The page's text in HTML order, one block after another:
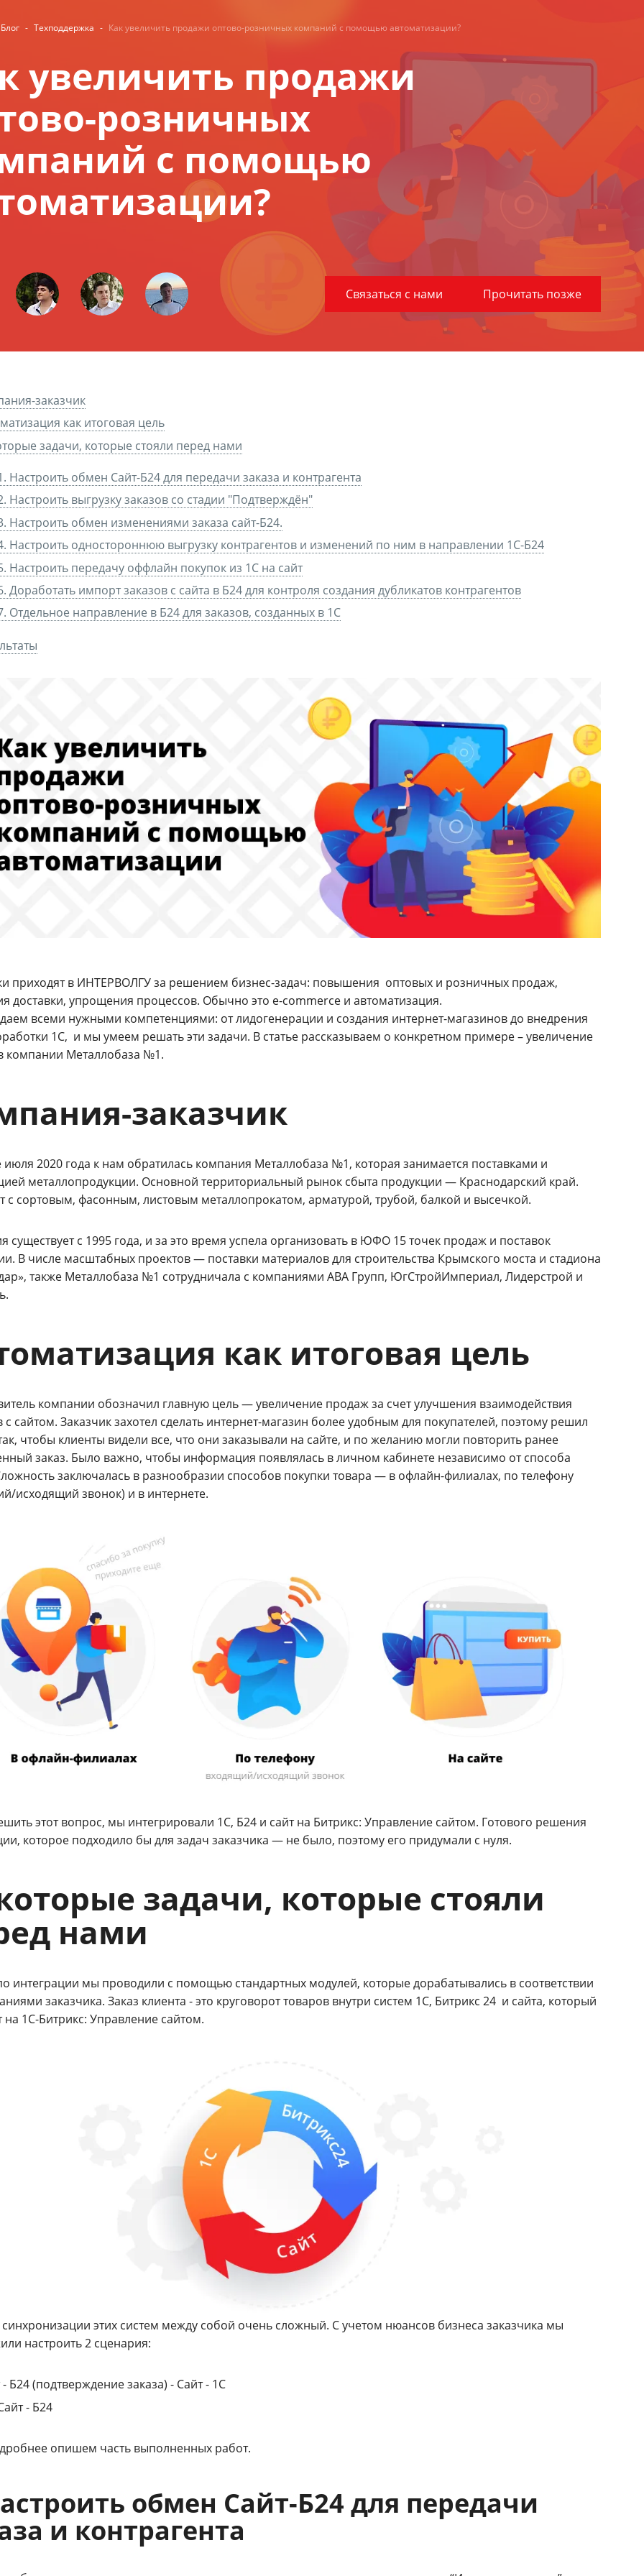
Блог - Техподдержка - Как увеличить продажи оптово-розничных компаний с помощью автоматизации?
увеличить продажи
розничных
с помощью
Связаться с нами Прочитать позже
заказчик
как итоговая цель
задачи, которые стояли перед нами
Настроить обмен Сайт-Б24 для передачи заказа и контрагента
Настроить выгрузку заказов со стадии "Подтверждён"
Настроить обмен изменениями заказа сайт-Б24.
Настроить одностороннюю выгрузку контрагентов и изменений по ним в направлении 1С-Б24
Настроить передачу оффлайн покупок из 1С на сайт
Доработать импорт заказов с сайта в Б24 для контроля создания дубликатов контрагентов
Отдельное направление в Б24 для заказов, созданных в 1С
приходят в ИНТЕРВОЛГУ за решением бизнес-задач: повышения оптовых и розничных продаж,
доставки, упрощения процессов. Обычно это e-commerce и автоматизация.
всеми нужными компетенциями: от лидогенерации и создания интернет-магазинов до внедрения
1С, и мы умеем решать эти задачи. В статье рассказываем о конкретном примере – увеличение
компании Металлобаза №1.
заказчик
июля 2020 года к нам обратилась компания Металлобаза №1, которая занимается поставками и
металлопродукции. Основной территориальный рынок сбыта продукции — Краснодарский край.
с сортовым, фасонным, листовым металлопрокатом, арматурой, трубой, балкой и высечкой.
существует с 1995 года, и за это время успела организовать в ЮФО 15 точек продаж и поставок
В числе масштабных проектов — поставки материалов для строительства Крымского моста и стадиона
также Металлобаза №1 сотрудничала с компаниями АВА Групп, ЮгСтройИмпериал, Лидерстрой и
как итоговая цель
компании обозначил главную цель — увеличение продаж за счет улучшения взаимодействия
с сайтом. Заказчик захотел сделать интернет-магазин более удобным для покупателей, поэтому решил
чтобы клиенты видели все, что они заказывали на сайте, и по желанию могли повторить ранее
заказ. Было важно, чтобы информация появлялась в личном кабинете независимо от способа
заключалась в разнообразии способов покупки товара — в офлайн-филиалах, по телефону
исходящий звонок) и в интернете.
этот вопрос, мы интегрировали 1С, Б24 и сайт на Битрикс: Управление сайтом. Готового решения
которое подходило бы для задач заказчика — не было, поэтому его придумали с нуля.
задачи, которые стояли
нами
интеграции мы проводили с помощью стандартных модулей, которые дорабатывались в соответствии
заказчика. Заказ клиента - это круговорот товаров внутри систем 1С, Битрикс 24 и сайта, который
на 1С-Битрикс: Управление сайтом.
этих систем между собой очень сложный. С учетом нюансов бизнеса заказчика мы
настроить 2 сценария:
Б24 (подтверждение заказа) - Сайт - 1С
- Б24
опишем часть выполненных работ.
обмен Сайт-Б24 для передачи
и контрагента